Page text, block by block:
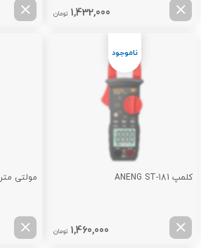
1,432,000 تومان
کلمپ ANENG ST-181
1,460,000 تومان
مولتی متر ANENG M118A